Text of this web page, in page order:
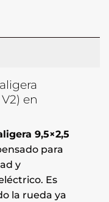
en
9,5×2,5
para
y
Es
la rueda ya